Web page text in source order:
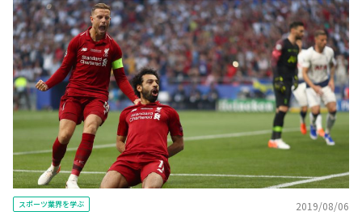
スポーツ業界を学ぶ 2019/08/06